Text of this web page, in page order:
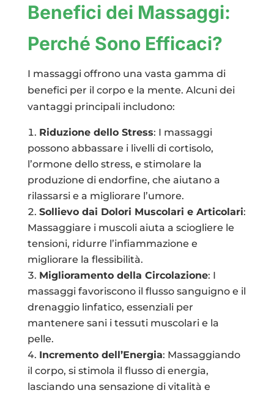
Benefici dei Massaggi:
Perché Sono Efficaci?
I massaggi offrono una vasta gamma di
benefici per il corpo e la mente. Alcuni dei
vantaggi principali includono:
Riduzione dello Stress: I massaggi
possono abbassare i livelli di cortisolo,
l’ormone dello stress, e stimolare la
produzione di endorfine, che aiutano a
rilassarsi e a migliorare l’umore.
Sollievo dai Dolori Muscolari e Articolari:
Massaggiare i muscoli aiuta a sciogliere le
tensioni, ridurre l’infiammazione e
migliorare la flessibilità.
Miglioramento della Circolazione: I
massaggi favoriscono il flusso sanguigno e il
drenaggio linfatico, essenziali per
mantenere sani i tessuti muscolari e la
pelle.
Incremento dell’Energia: Massaggiando
il corpo, si stimola il flusso di energia,
lasciando una sensazione di vitalità e